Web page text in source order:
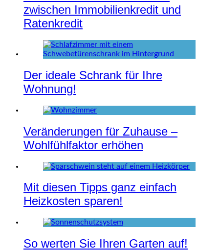
zwischen Immobilienkredit und
Ratenkredit
Der ideale Schrank für Ihre
Wohnung!
Veränderungen für Zuhause –
Wohlfühlfaktor erhöhen
Mit diesen Tipps ganz einfach
Heizkosten sparen!
So werten Sie Ihren Garten auf!